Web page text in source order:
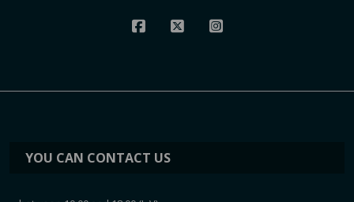
YOU CAN CONTACT US